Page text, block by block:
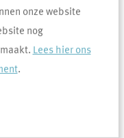
onze website
nog
Lees hier ons
.